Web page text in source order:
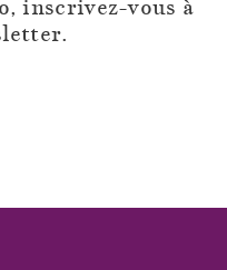
inscrivez-vous à